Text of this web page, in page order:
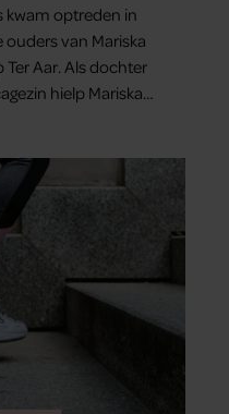
kwam optreden in
van Mariska
Aar. Als dochter
hielp Mariska